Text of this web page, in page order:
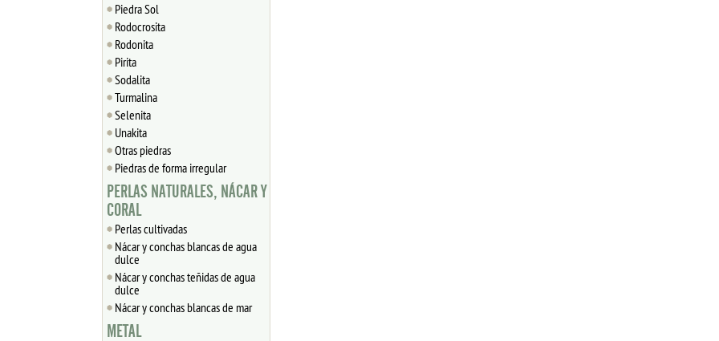
Piedra Sol
Rodocrosita
Rodonita
Pirita
Sodalita
Turmalina
Selenita
Unakita
Otras piedras
Piedras de forma irregular
PERLAS NATURALES, NÁCAR Y
CORAL
Perlas cultivadas
Nácar y conchas blancas de agua
dulce
Nácar y conchas teñidas de agua
dulce
Nácar y conchas blancas de mar
METAL